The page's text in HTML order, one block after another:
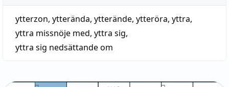
ytterzon, ytterända, ytterände, ytteröra, yttra,
yttra missnöje med, yttra sig,
yttra sig nedsättande om